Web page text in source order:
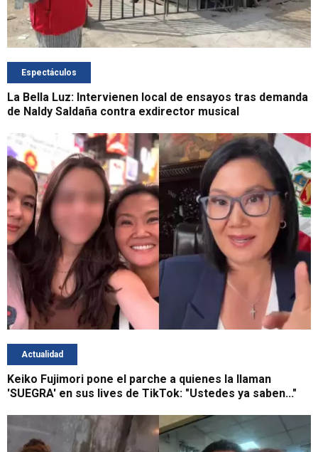
Espectáculos
La Bella Luz: Intervienen local de ensayos tras demanda
de Naldy Saldaña contra exdirector musical
Actualidad
Keiko Fujimori pone el parche a quienes la llaman
'SUEGRA' en sus lives de TikTok: "Ustedes ya saben..."